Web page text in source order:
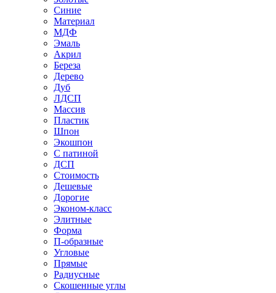
Синие
Материал
МДФ
Эмаль
Акрил
Береза
Дерево
Дуб
ЛДСП
Массив
Пластик
Шпон
Экошпон
С патиной
ДСП
Стоимость
Дешевые
Дорогие
Эконом-класс
Элитные
Форма
П-образные
Угловые
Прямые
Радиусные
Скошенные углы